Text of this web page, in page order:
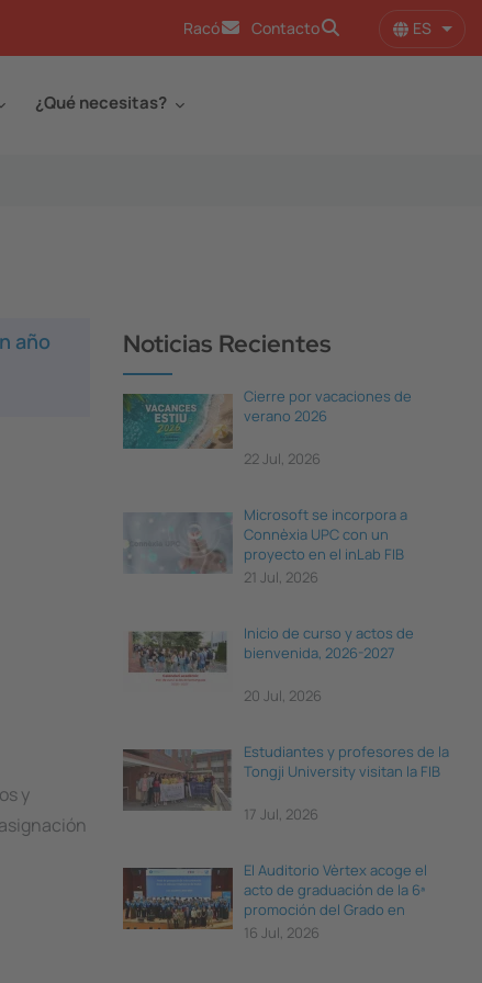
Racó Contacto ES
¿Qué necesitas?
año
y
Noticias Recientes
Cierre por vacaciones de
verano 2026
22 Jul, 2026
Microsoft se incorpora a
Connèxia UPC con un
proyecto en el inLab FIB
21 Jul, 2026
Inicio de curso y actos de
bienvenida, 2026-2027
20 Jul, 2026
Estudiantes y profesores de la
Tongji University visitan la FIB
17 Jul, 2026
El Auditorio Vèrtex acoge el
acto de graduación de la 6ª
promoción del Grado en
Ciencia e Ingeniería de Datos
16 Jul, 2026